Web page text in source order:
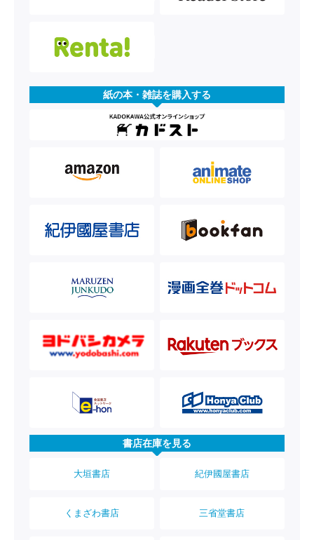
紙の本・雑誌を購入する
書店在庫を見る
大垣書店 紀伊國屋書店
くまざわ書店 三省堂書店